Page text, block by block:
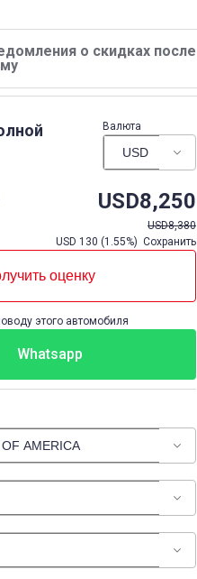
о скидках после
Валюта
USD8,250
USD8,380
USD 130 (1.55%) Сохранить
оценку
этого автомобиля
Whatsapp